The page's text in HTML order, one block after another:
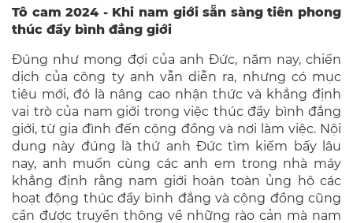
Tô cam 2024 - Khi nam giới sẵn sàng tiên phong
thúc đẩy bình đẳng giới
Đúng như mong đợi của anh Đức, năm nay, chiến
dịch của công ty anh vẫn diễn ra, nhưng có mục
tiêu mới, đó là nâng cao nhận thức và khẳng định
vai trò của nam giới trong việc thúc đẩy bình đẳng
giới, từ gia đình đến cộng đồng và nơi làm việc. Nội
dung này đúng là thứ anh Đức tìm kiếm bấy lâu
nay, anh muốn cùng các anh em trong nhà máy
khẳng định rằng nam giới hoàn toàn ủng hộ các
hoạt động thúc đẩy bình đẳng và cộng đồng cũng
cần được truyền thông về những rào cản mà nam